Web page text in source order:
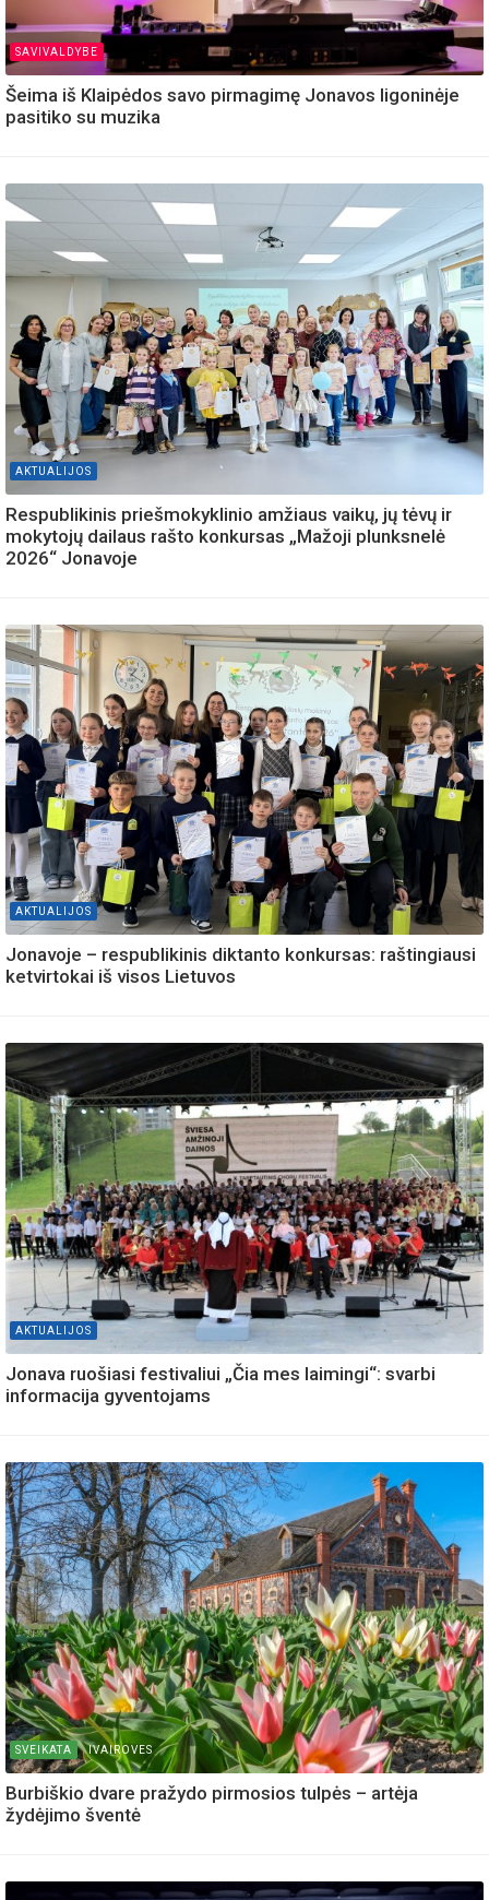
SAVIVALDYBE
Šeima iš Klaipėdos savo pirmagimę Jonavos ligoninėje
pasitiko su muzika
AKTUALIJOS
Respublikinis priešmokyklinio amžiaus vaikų, jų tėvų ir
mokytojų dailaus rašto konkursas „Mažoji plunksnelė
2026“ Jonavoje
AKTUALIJOS
Jonavoje – respublikinis diktanto konkursas: raštingiausi
ketvirtokai iš visos Lietuvos
AKTUALIJOS
Jonava ruošiasi festivaliui „Čia mes laimingi“: svarbi
informacija gyventojams
SVEIKATA IVAIROVES
Burbiškio dvare pražydo pirmosios tulpės – artėja
žydėjimo šventė